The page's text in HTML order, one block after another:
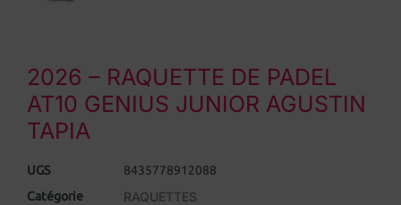
2026 – RAQUETTE DE PADEL
AT10 GENIUS JUNIOR AGUSTIN
TAPIA
UGS
8435778912088
Catégorie
RAQUETTES